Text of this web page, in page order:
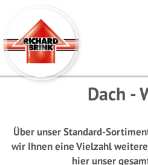
Direkt
Inhalt
Dach -
Über unser Standard-
wir Ihnen eine Vielzahl
hier unser